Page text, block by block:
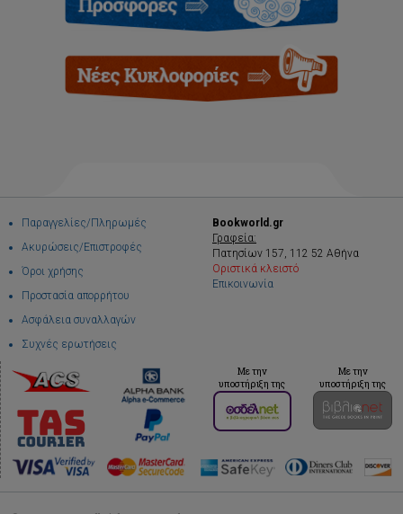
Παραγγελίες/Πληρωμές
Ακυρώσεις/Επιστροφές
Όροι χρήσης
Προστασία απορρήτου
Ασφάλεια συναλλαγών
Συχνές ερωτήσεις
Bookworld.gr
Γραφεία:
Πατησίων 157, 112 52 Αθήνα
Οριστικά κλειστό
Επικοινωνία
Με την
υποστήριξη της
Με την
υποστήριξη της